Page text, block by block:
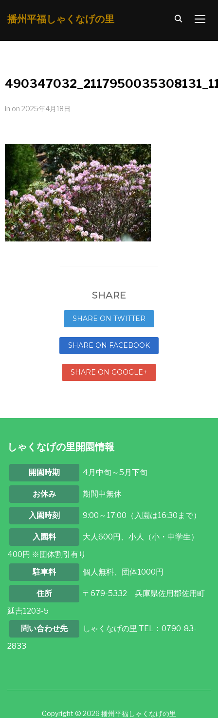
播州平福しゃくなげの里
in on 2025年4月18日
SHARE
SHARE ON TWITTER
SHARE ON FACEBOOK
SHARE ON GOOGLE+
しゃくなげの里開園情報
開園時期 4月中旬～5月下旬
お休み 期間中無休
入園時刻 9:00～17:00（入園は16:30まで）
入園料
大人600円、小人（小・中学生）
400円 ※団体割引有り
駐車料
個人無料、団体1000円
住所
〒679-5332 兵庫県佐用郡佐用町
延吉1203-5
問い合わせ先
しゃくなげの里 TEL：0790-83-
2833
Copyright © 2026 播州平福しゃくなげの里